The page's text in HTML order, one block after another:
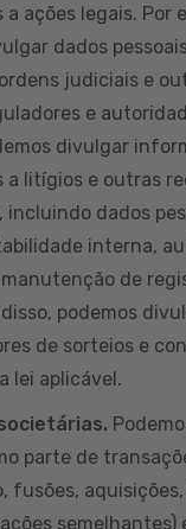
ações legais. Por
dados
judiciais e
e
divulgar
a litígios e outras
incluindo dados
interna,
de
podemos
de sorteios e
lei aplicável.
parte de
fusões,
semelhantes)